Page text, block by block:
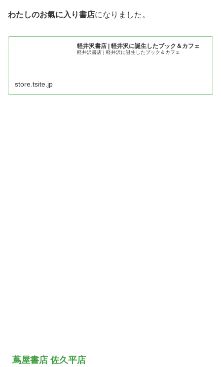
わたしのお氣に入り書店になりました。
軽井沢書店 | 軽井沢に誕生したブック＆カフェ
軽井沢書店 | 軽井沢に誕生したブック＆カフェ
store.tsite.jp
蔦屋書店 佐久平店